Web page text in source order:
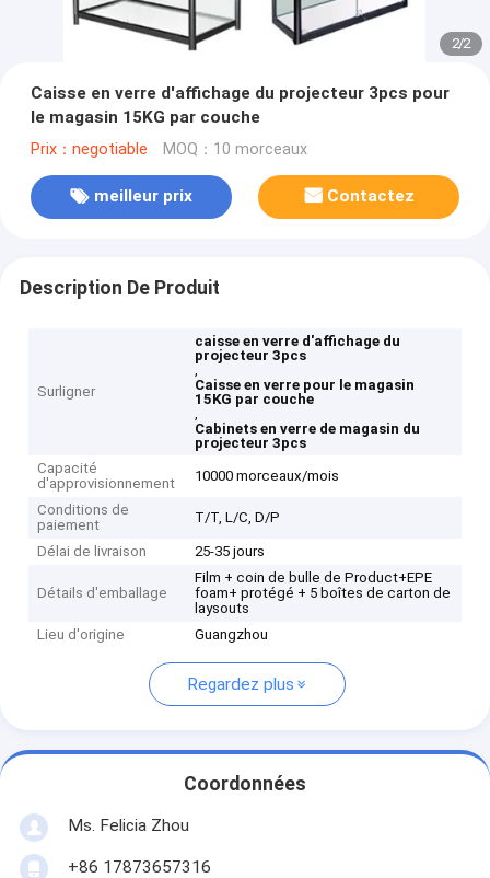
2/2
Caisse en verre d'affichage du projecteur 3pcs pour
le magasin 15KG par couche
Prix：negotiable MOQ：10 morceaux
meilleur prix Contactez
Description De Produit
Surligner
caisse en verre d'affichage du
projecteur 3pcs
,
Caisse en verre pour le magasin
15KG par couche
,
Cabinets en verre de magasin du
projecteur 3pcs
Capacité
d'approvisionnement
10000 morceaux/mois
Conditions de
paiement
T/T, L/C, D/P
Délai de livraison 25-35 jours
Détails d'emballage
Film + coin de bulle de Product+EPE
foam+ protégé + 5 boîtes de carton de
laysouts
Lieu d'origine
Guangzhou
Regardez plus
Coordonnées
Ms. Felicia Zhou
+86 17873657316